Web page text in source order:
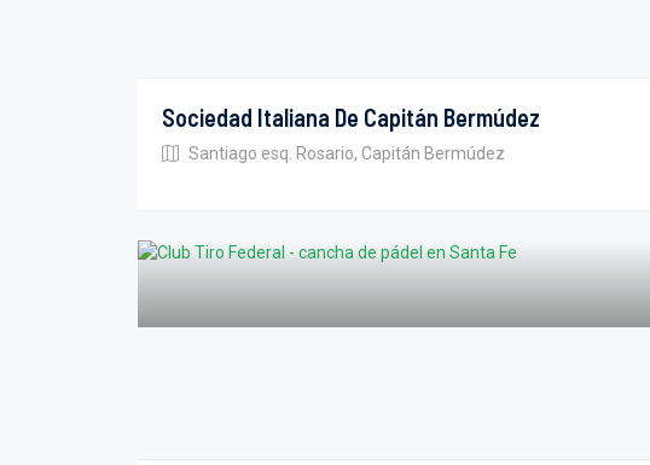
Sociedad Italiana De Capitán Bermúdez
Santiago esq. Rosario, Capitán Bermúdez